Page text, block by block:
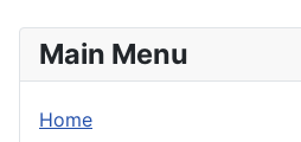
Main Menu
Home